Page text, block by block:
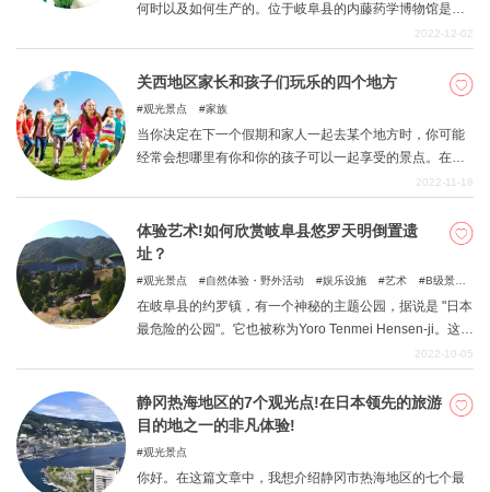
何时以及如何生产的。位于岐阜县的内藤药学博物馆是一
个可以了解药品历史的地方。本文介绍了该博物馆的许多
2022-12-02
关西地区家长和孩子们玩乐的四个地方
观光景点 家族
当你决定在下一个假期和家人一起去某个地方时，你可能
经常会想哪里有你和你的孩子可以一起享受的景点。在这
里，我们将介绍关西地区一些父母和孩子可以一起享受的
2022-11-18
体验艺术!如何欣赏岐阜县悠罗天明倒置遗
址？
观光景点 自然体验・野外活动 娱乐设施 艺术
B级景
在岐阜县的约罗镇，有一个神秘的主题公园，据说是 "日本
最危险的公园"。它也被称为Yoro Tenmei Hensen-ji。这篇
文章将为你提供丰富的信息，介绍Yoro Tenmei Hensen Ji
2022-10-05
静冈热海地区的7个观光点!在日本领先的旅游
目的地之一的非凡体验!
观光景点
你好。在这篇文章中，我想介绍静冈市热海地区的七个最